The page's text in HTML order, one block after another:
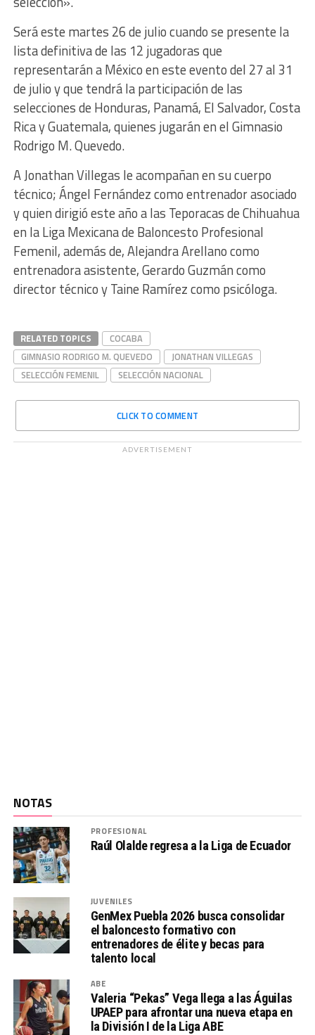
Será este martes 26 de julio cuando se presente la
lista definitiva de las 12 jugadoras que
representarán a México en este evento del 27 al 31
de julio y que tendrá la participación de las
selecciones de Honduras, Panamá, El Salvador, Costa
Rica y Guatemala, quienes jugarán en el Gimnasio
Rodrigo M. Quevedo.
A Jonathan Villegas le acompañan en su cuerpo
técnico; Ángel Fernández como entrenador asociado
y quien dirigió este año a las Teporacas de Chihuahua
en la Liga Mexicana de Baloncesto Profesional
Femenil, además de, Alejandra Arellano como
entrenadora asistente, Gerardo Guzmán como
director técnico y Taine Ramírez como psicóloga.
RELATED TOPICS
COCABA
GIMNASIO RODRIGO M. QUEVEDO
JONATHAN VILLEGAS
SELECCIÓN FEMENIL
SELECCIÓN NACIONAL
CLICK TO COMMENT
ADVERTISEMENT
NOTAS
PROFESIONAL
Raúl Olalde regresa a la Liga de Ecuador
JUVENILES
GenMex Puebla 2026 busca consolidar
el baloncesto formativo con
entrenadores de élite y becas para
talento local
ABE
Valeria “Pekas” Vega llega a las Águilas
UPAEP para afrontar una nueva etapa en
la División I de la Liga ABE